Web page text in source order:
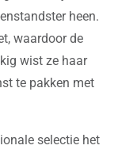
heen.
waardoor de
wist ze haar
te pakken met
selectie het